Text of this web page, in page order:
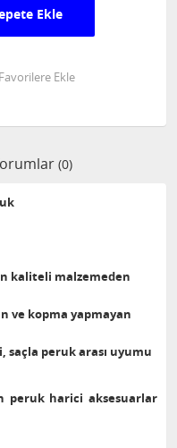
Ekle
Favorilere Ekle
(0)
kaliteli malzemeden
ve kopma yapmayan
saçla peruk arası uyumu
peruk harici aksesuarlar